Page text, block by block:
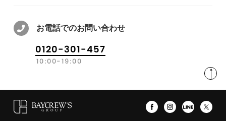
お電話でのお問い合わせ
0120-301-457
10:00-19:00